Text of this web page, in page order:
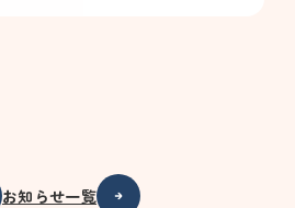
お知らせ一覧